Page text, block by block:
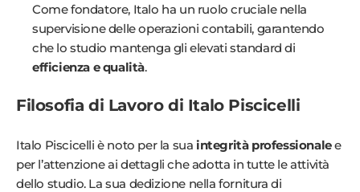
Come fondatore, Italo ha un ruolo cruciale nella
supervisione delle operazioni contabili, garantendo
che lo studio mantenga gli elevati standard di
efficienza e qualità.
Filosofia di Lavoro di Italo Piscicelli
Italo Piscicelli è noto per la sua integrità professionalee
per l’attenzione ai dettagli che adotta in tutte le attività
dello studio. La sua dedizione nella fornitura di